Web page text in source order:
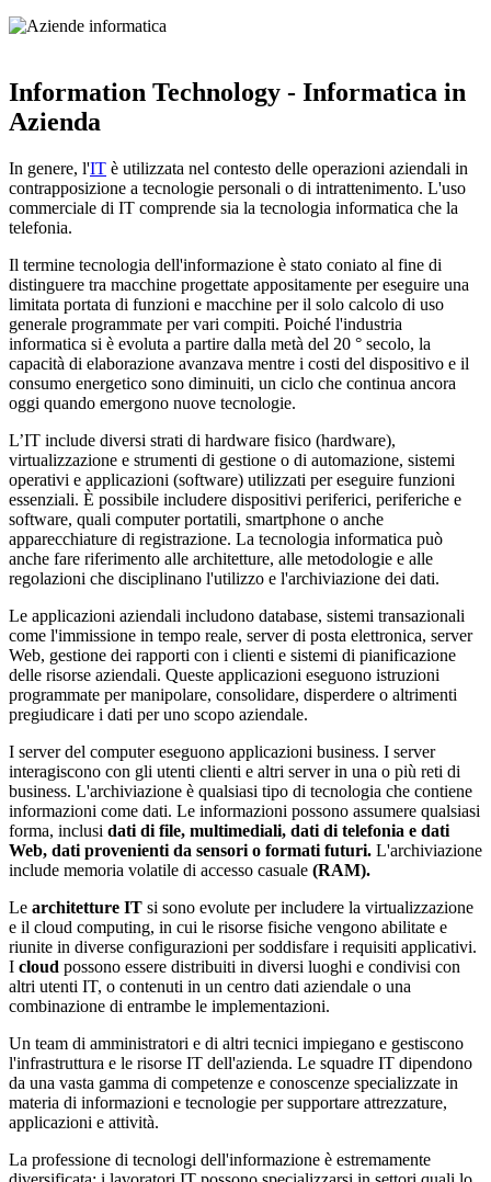
Information Technology - Informatica in
Azienda
In genere, l'IT è utilizzata nel contesto delle operazioni aziendali in
contrapposizione a tecnologie personali o di intrattenimento. L'uso
commerciale di IT comprende sia la tecnologia informatica che la
telefonia.
Il termine tecnologia dell'informazione è stato coniato al fine di
distinguere tra macchine progettate appositamente per eseguire una
limitata portata di funzioni e macchine per il solo calcolo di uso
generale programmate per vari compiti. Poiché l'industria
informatica si è evoluta a partire dalla metà del 20 ° secolo, la
capacità di elaborazione avanzava mentre i costi del dispositivo e il
consumo energetico sono diminuiti, un ciclo che continua ancora
oggi quando emergono nuove tecnologie.
L’IT include diversi strati di hardware fisico (hardware),
virtualizzazione e strumenti di gestione o di automazione, sistemi
operativi e applicazioni (software) utilizzati per eseguire funzioni
essenziali. È possibile includere dispositivi periferici, periferiche e
software, quali computer portatili, smartphone o anche
apparecchiature di registrazione. La tecnologia informatica può
anche fare riferimento alle architetture, alle metodologie e alle
regolazioni che disciplinano l'utilizzo e l'archiviazione dei dati.
Le applicazioni aziendali includono database, sistemi transazionali
come l'immissione in tempo reale, server di posta elettronica, server
Web, gestione dei rapporti con i clienti e sistemi di pianificazione
delle risorse aziendali. Queste applicazioni eseguono istruzioni
programmate per manipolare, consolidare, disperdere o altrimenti
pregiudicare i dati per uno scopo aziendale.
I server del computer eseguono applicazioni business. I server
interagiscono con gli utenti clienti e altri server in una o più reti di
business. L'archiviazione è qualsiasi tipo di tecnologia che contiene
informazioni come dati. Le informazioni possono assumere qualsiasi
forma, inclusi dati di file, multimediali, dati di telefonia e dati
Web, dati provenienti da sensori o formati futuri. L'archiviazione
include memoria volatile di accesso casuale (RAM).
Le architetture IT si sono evolute per includere la virtualizzazione
e il cloud computing, in cui le risorse fisiche vengono abilitate e
riunite in diverse configurazioni per soddisfare i requisiti applicativi.
I cloud possono essere distribuiti in diversi luoghi e condivisi con
altri utenti IT, o contenuti in un centro dati aziendale o una
combinazione di entrambe le implementazioni.
Un team di amministratori e di altri tecnici impiegano e gestiscono
l'infrastruttura e le risorse IT dell'azienda. Le squadre IT dipendono
da una vasta gamma di competenze e conoscenze specializzate in
materia di informazioni e tecnologie per supportare attrezzature,
applicazioni e attività.
La professione di tecnologi dell'informazione è estremamente